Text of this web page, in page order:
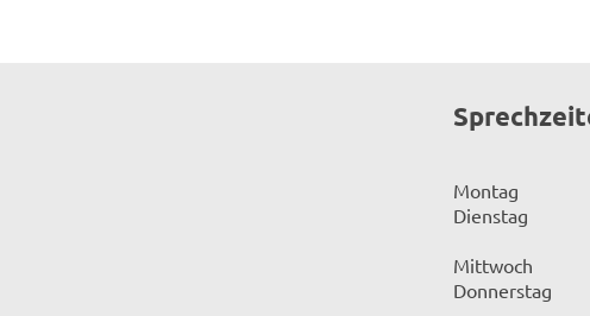
Montag
Dienstag
Mittwoch
Donnerstag